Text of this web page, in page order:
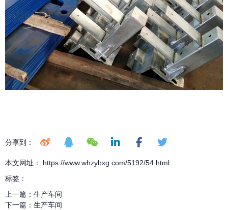
分享到：
本文网址： https://www.whzybxg.com/5192/54.html
标签：
上一篇： 生产车间
下一篇： 生产车间